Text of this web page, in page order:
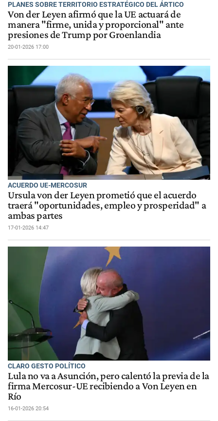
PLANES SOBRE TERRITORIO ESTRATÉGICO DEL ÁRTICO
Von der Leyen afirmó que la UE actuará de
manera "firme, unida y proporcional" ante
presiones de Trump por Groenlandia
20-01-2026 17:00
ACUERDO UE-MERCOSUR
Ursula von der Leyen prometió que el acuerdo
traerá "oportunidades, empleo y prosperidad" a
ambas partes
17-01-2026 14:47
CLARO GESTO POLÍTICO
Lula no va a Asunción, pero calentó la previa de la
firma Mercosur-UE recibiendo a Von Leyen en
Río
16-01-2026 20:54